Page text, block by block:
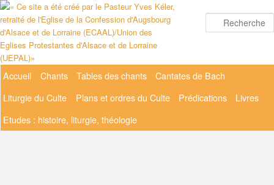
Aller
au
contenu
principal
Menu
Accueil Chants Tables des chants
Cantates de Bach
Liturgie du Culte
Plans et ordres du Culte Prédications
Livres
Etudes : histoire, liturgie, théologie